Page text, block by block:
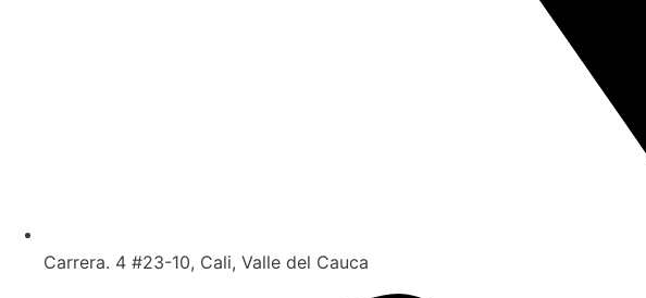
Carrera. 4 #23-10, Cali, Valle del Cauca